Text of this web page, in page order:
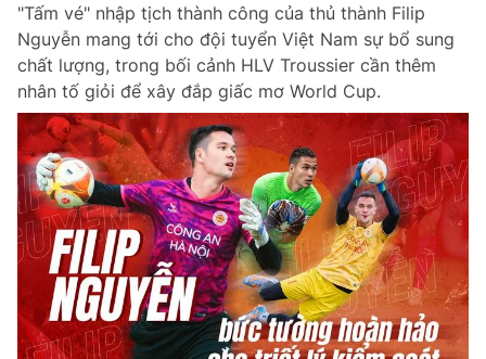
"Tấm vé" nhập tịch thành công của thủ thành Filip
Nguyễn mang tới cho đội tuyển Việt Nam sự bổ sung
chất lượng, trong bối cảnh HLV Troussier cần thêm
nhân tố giỏi để xây đắp giấc mơ World Cup.